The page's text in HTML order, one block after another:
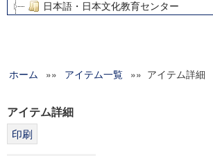
日本語・日本文化教育センター
グローバルリサーチインスティテュート
科学研究費補助金研究成果報告書
ホーム »» アイテム一覧 »» アイテム詳細
アイテム詳細